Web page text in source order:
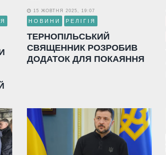
15 ЖОВТНЯ 2025, 19:07
НОВИНИ РЕЛІГІЯ
ТЕРНОПІЛЬСЬКИЙ
СВЯЩЕННИК РОЗРОБИВ
ДОДАТОК ДЛЯ ПОКАЯННЯ